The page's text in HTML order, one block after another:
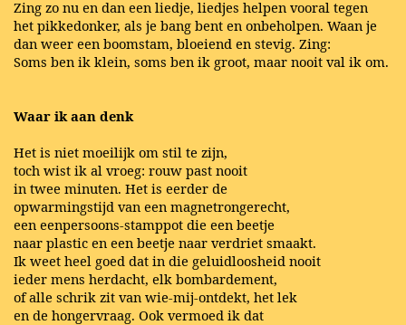
Zing zo nu en dan een liedje, liedjes helpen vooral tegen
het pikkedonker, als je bang bent en onbeholpen. Waan je
dan weer een boomstam, bloeiend en stevig. Zing:
Soms ben ik klein, soms ben ik groot, maar nooit val ik om.
Waar ik aan denk
Het is niet moeilijk om stil te zijn,
toch wist ik al vroeg: rouw past nooit
in twee minuten. Het is eerder de
opwarmingstijd van een magnetrongerecht,
een eenpersoons-stamppot die een beetje
naar plastic en een beetje naar verdriet smaakt.
Ik weet heel goed dat in die geluidloosheid nooit
ieder mens herdacht, elk bombardement,
of alle schrik zit van wie-mij-ontdekt, het lek
en de hongervraag. Ook vermoed ik dat